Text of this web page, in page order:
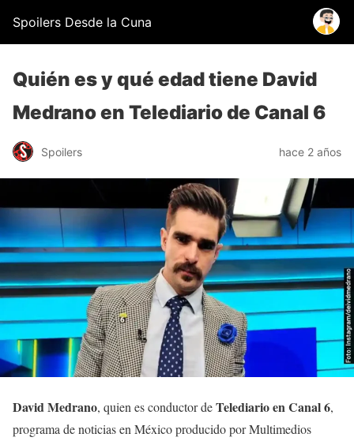
Spoilers Desde la Cuna
Quién es y qué edad tiene David
Medrano en Telediario de Canal 6
Spoilers hace 2 años
David Medrano, quien es conductor deTelediario en Canal 6,
programa de noticias en México producido por Multimedios